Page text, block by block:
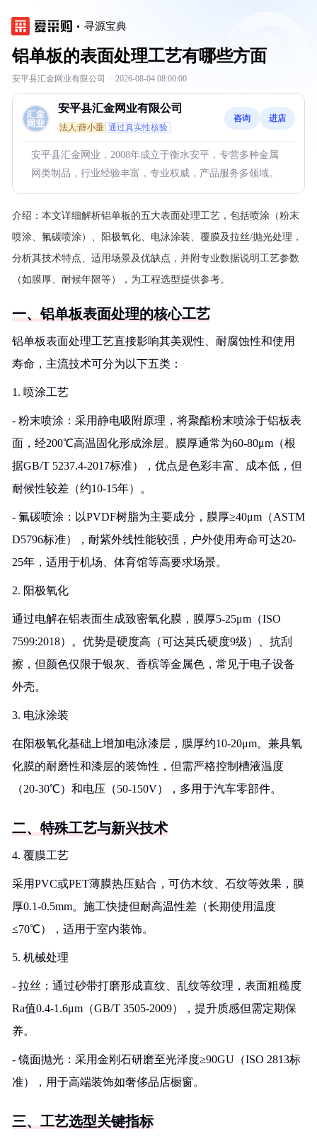
寻源宝典
铝单板的表面处理工艺有哪些方面
安平县汇金网业有限公司 · 2026-08-04 08:00:00
安平县汇金网业有限公司
法人:薛小垂 通过真实性核验
咨询 进店
安平县汇金网业，2008年成立于衡水安平，专营多种金属
网类制品，行业经验丰富，专业权威，产品服务多领域。
介绍： 本文详细解析铝单板的五大表面处理工艺，包括喷涂（粉末
喷涂、氟碳喷涂）、阳极氧化、电泳涂装、覆膜及拉丝/抛光处理，
分析其技术特点、适用场景及优缺点，并附专业数据说明工艺参数
（如膜厚、耐候年限等），为工程选型提供参考。
一、铝单板表面处理的核心工艺
铝单板表面处理工艺直接影响其美观性、耐腐蚀性和使用
寿命，主流技术可分为以下五类：
1. 喷涂工艺
- 粉末喷涂：采用静电吸附原理，将聚酯粉末喷涂于铝板表
面，经200℃高温固化形成涂层。膜厚通常为60-80μm（根
据GB/T 5237.4-2017标准），优点是色彩丰富、成本低，但
耐候性较差（约10-15年）。
- 氟碳喷涂：以PVDF树脂为主要成分，膜厚≥40μm（ASTM
D5796标准），耐紫外线性能较强，户外使用寿命可达20-
25年，适用于机场、体育馆等高要求场景。
2. 阳极氧化
通过电解在铝表面生成致密氧化膜，膜厚5-25μm（ISO
7599:2018）。优势是硬度高（可达莫氏硬度9级）、抗刮
擦，但颜色仅限于银灰、香槟等金属色，常见于电子设备
外壳。
3. 电泳涂装
在阳极氧化基础上增加电泳漆层，膜厚约10-20μm。兼具氧
化膜的耐磨性和漆层的装饰性，但需严格控制槽液温度
（20-30℃）和电压（50-150V），多用于汽车零部件。
二、特殊工艺与新兴技术
4. 覆膜工艺
采用PVC或PET薄膜热压贴合，可仿木纹、石纹等效果，膜
厚0.1-0.5mm。施工快捷但耐高温性差（长期使用温度
≤70℃），适用于室内装饰。
5. 机械处理
- 拉丝：通过砂带打磨形成直纹、乱纹等纹理，表面粗糙度
Ra值0.4-1.6μm（GB/T 3505-2009），提升质感但需定期保
养。
- 镜面抛光：采用金刚石研磨至光泽度≥90GU（ISO 2813标
准），用于高端装饰如奢侈品店橱窗。
三、工艺选型关键指标